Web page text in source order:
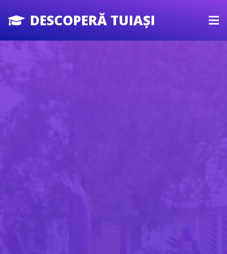
DESCOPERĂ TUIAȘI